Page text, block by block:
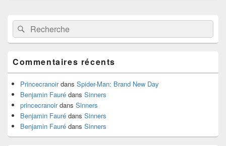
Zone
principale
de
widget
barre
latérale
Recherche :Rechercher
Commentaires récents
Princecranoirdans Spider-Man: Brand New Day
Benjamin Fauré dans Sinners
princecranoirdans Sinners
Benjamin Fauré dans Sinners
Benjamin Fauré dans Sinners